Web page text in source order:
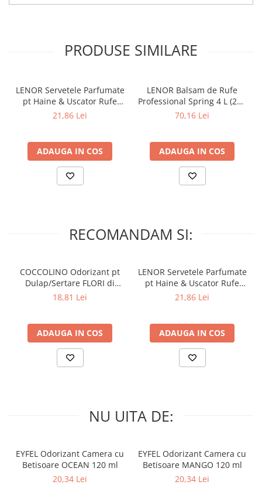
PRODUSE SIMILARE
LENOR Servetele Parfumate
pt Haine & Uscator Rufe
SPRING AWAKENING 34 buc
21,86 Lei
ADAUGA IN COS
LENOR Balsam de Rufe
Professional Spring 4 L (200
spalari)
70,16 Lei
ADAUGA IN COS
RECOMANDAM SI:
COCCOLINO Odorizant pt
Dulap/Sertare FLORI di
PRIMAVERA 3 buc
18,81 Lei
ADAUGA IN COS
LENOR Servetele Parfumate
pt Haine & Uscator Rufe
SPRING AWAKENING 34 buc
21,86 Lei
ADAUGA IN COS
NU UITA DE:
EYFEL Odorizant Camera cu
Betisoare OCEAN 120 ml
20,34 Lei
EYFEL Odorizant Camera cu
Betisoare MANGO 120 ml
20,34 Lei